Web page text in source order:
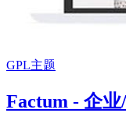
GPL主题
Factum - 企